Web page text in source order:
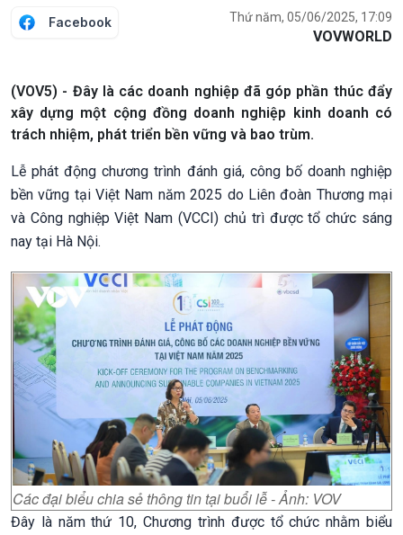
Facebook Thứ năm, 05/06/2025, 17:09
VOVWORLD
(VOV5) - Đây là các doanh nghiệp đã góp phần thúc đẩy
xây dựng một cộng đồng doanh nghiệp kinh doanh có
trách nhiệm, phát triển bền vững và bao trùm.
Lễ phát động chương trình đánh giá, công bố doanh nghiệp
bền vững tại Việt Nam năm 2025 do Liên đoàn Thương mại
và Công nghiệp Việt Nam (VCCI) chủ trì được tổ chức sáng
nay tại Hà Nội.
Các đại biểu chia sẻ thông tin tại buổi lễ - Ảnh: VOV
Đây là năm thứ 10, Chương trình được tổ chức nhằm biểu